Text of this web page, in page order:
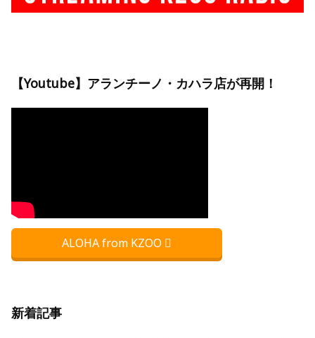
【Youtube】アランチーノ・カハラ店が再開！
ALOHA from KZOO
新着記事